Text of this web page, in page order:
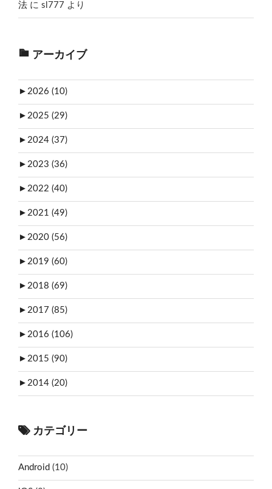
法 に sl777 より
アーカイブ
► 2026 (10)
► 2025 (29)
► 2024 (37)
► 2023 (36)
► 2022 (40)
► 2021 (49)
► 2020 (56)
► 2019 (60)
► 2018 (69)
► 2017 (85)
► 2016 (106)
► 2015 (90)
► 2014 (20)
カテゴリー
Android (10)